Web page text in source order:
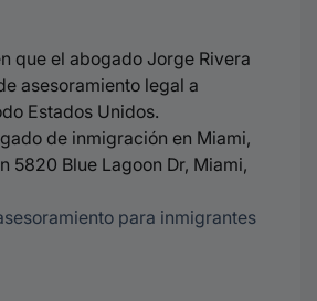
que el abogado Jorge Rivera
asesoramiento legal a
Estados Unidos.
de inmigración en Miami,
5820 Blue Lagoon Dr, Miami,
para inmigrantes